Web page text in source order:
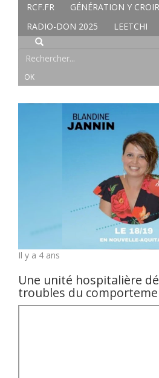
RCF.FR
GÉNÉRATION Y
RADIO-DON 2025
LEETCHI
Il y a 4 ans
Une unité hospitalière
troubles du